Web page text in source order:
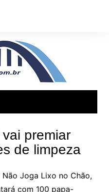
premiar
de limpeza
Joga Lixo no Chão,
com 100 papa-